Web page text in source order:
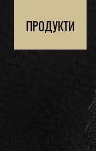
ПРОДУКТИ